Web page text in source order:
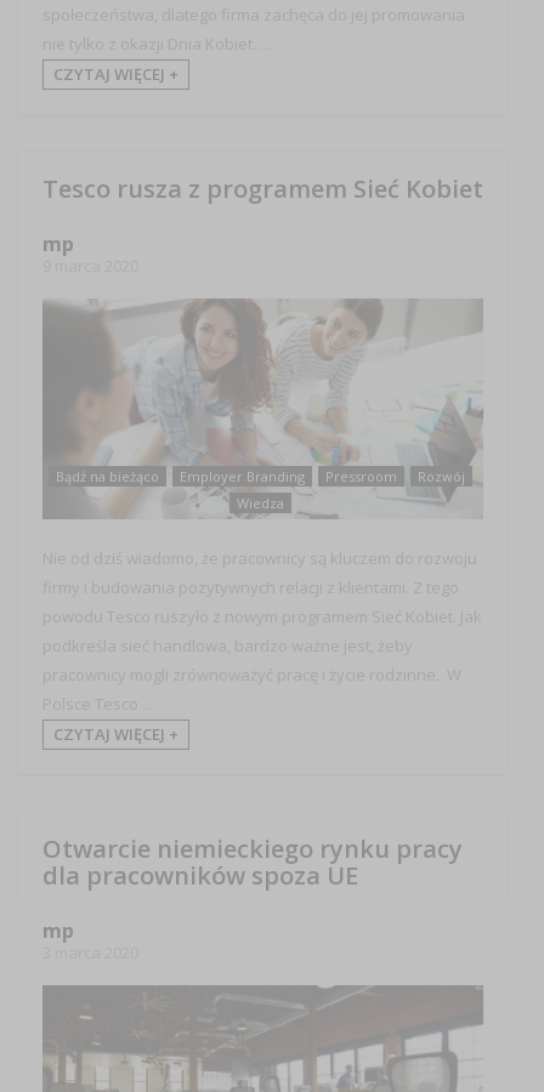
społeczeństwa, dlatego firma zachęca do jej promowania
nie tylko z okazji Dnia Kobiet. ...
CZYTAJ WIĘCEJ +
Tesco rusza z programem Sieć Kobiet
mp
Bądź na bieżąco Employer Branding Pressroom
Rozwój
Wiedza
Nie od dziś wiadomo, że pracownicy są kluczem do rozwoju
firmy i budowania pozytywnych relacji z klientami. Z tego
powodu Tesco ruszyło z nowym programem Sieć Kobiet. Jak
podkreśla sieć handlowa, bardzo ważne jest, żeby
pracownicy mogli zrównoważyć pracę i życie rodzinne. W
Polsce Tesco ...
CZYTAJ WIĘCEJ +
Otwarcie niemieckiego rynku pracy
dla pracowników spoza UE
mp